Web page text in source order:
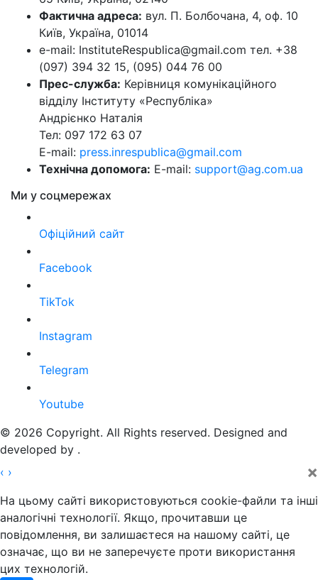
Фактична адреса: вул. П. Болбочана, 4, оф. 10
Київ, Україна, 01014
e-mail: InstituteRespublica@gmail.com тел. +38
(097) 394 32 15, (095) 044 76 00
Прес-служба: Керівниця комунікаційного
відділу Інституту «Республіка»
Андрієнко Наталія
Тел: 097 172 63 07
E-mail: press.inrespublica@gmail.com
Технічна допомога: E-mail: support@ag.com.ua
Ми у соцмережах
Офіційний сайт
Facebook
TikTok
Instagram
Telegram
Youtube
© 2026 Copyright. All Rights reserved. Designed and
developed by .
‹ › ×
На цьому сайті використовуються cookie-файли та інші
аналогічні технології. Якщо, прочитавши це
повідомлення, ви залишаєтеся на нашому сайті, це
означає, що ви не заперечуєте проти використання
цих технологій.